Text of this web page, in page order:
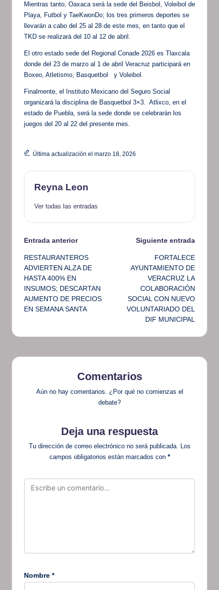
Mientras tanto, Oaxaca será la sede del Beisbol, Voleibol de
Playa, Futbol y TaeKwonDo; los tres primeros deportes se
llevarán a cabo del 25 al 28 de este mes, en tanto que el
TKD se realizará del 10 al 12 de abril.
El otro estado sede del Regional Conade 2026 es Tlaxcala
donde del 23 de marzo al 1 de abril Veracruz participará en
Boxeo, Atletismo, Basquetbol y Voleibol.
Finalmente, el Instituto Mexicano del Seguro Social
organizará la disciplina de Basquetbol 3×3. Atlixco, en el
estado de Puebla, será la sede donde se celebrarán los
juegos del 20 al 22 del presente mes.
Última actualización el marzo 18, 2026
Reyna Leon
Ver todas las entradas
Navegación
de
entradas
Entrada anterior
RESTAURANTEROS
ADVIERTEN ALZA DE
HASTA 400% EN
INSUMOS; DESCARTAN
AUMENTO DE PRECIOS
EN SEMANA SANTA
Siguiente entrada
FORTALECE
AYUNTAMIENTO DE
VERACRUZ LA
COLABORACIÓN
SOCIAL CON NUEVO
VOLUNTARIADO DEL
DIF MUNICIPAL
Comentarios
Aún no hay comentarios. ¿Por qué no comienzas el
debate?
Deja una respuesta
Tu dirección de correo electrónico no será publicada. Los
campos obligatorios están marcados con *
Nombre *